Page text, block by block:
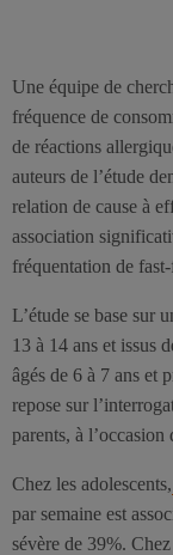
Une équipe de
fréquence de
de réactions
auteurs de l’étude
relation de cause à
association
fréquentation de
L’étude se base sur
13 à 14 ans et issus
âgés de 6 à 7 ans et
repose sur
parents, à
Chez les adolescents,
par semaine est
sévère de 39%.